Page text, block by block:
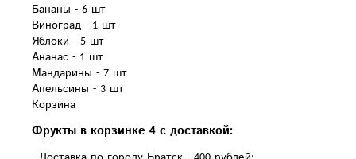
Бананы - 6 шт
Виноград - 1 шт
Яблоки - 5 шт
Ананас - 1 шт
Мандарины - 7 шт
Апельсины - 3 шт
Фрукты в корзинке 4 с доставкой: